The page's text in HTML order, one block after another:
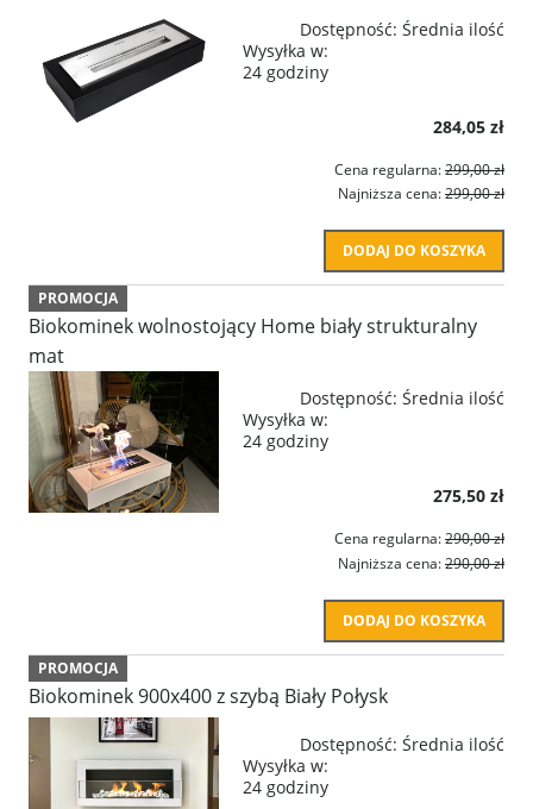
Dostępność: Średnia ilość
Wysyłka w:
24 godziny
284,05 zł
Cena regularna:299,00 zł
Najniższa cena:299,00 zł
DODAJ DO KOSZYKA
Biokominek wolnostojący Home biały strukturalny
mat
Dostępność: Średnia ilość
Wysyłka w:
24 godziny
275,50 zł
Cena regularna:290,00 zł
Najniższa cena:290,00 zł
DODAJ DO KOSZYKA
PROMOCJA
Biokominek 900x400 z szybą Biały Połysk
Dostępność: Średnia ilość
Wysyłka w:
24 godziny
PROMOCJA